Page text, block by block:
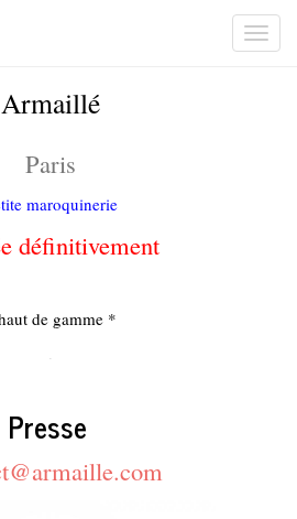
Armaillé
Paris
maroquinerie
définitivement
de gamme *
.
Presse